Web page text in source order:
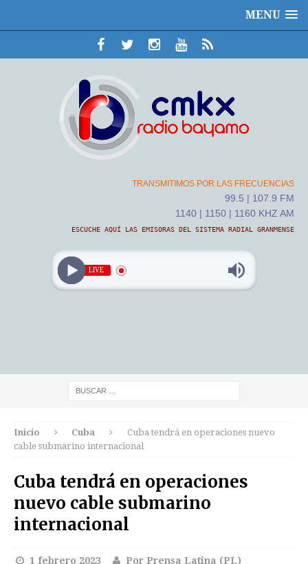
MENU
TRANSMITIMOS POR LAS FRECUENCIAS
99.5 | 107.9 FM
1140 | 1150 | 1160 KHZ AM
ESCUCHE AQUÍ LAS EMISORAS DEL SISTEMA RADIAL GRANMENSE
LIVE
Inicio Cuba
Cuba tendrá en operaciones nuevo
cable submarino internacional
Cuba tendrá en operaciones
nuevo cable submarino
internacional
1 febrero 2023 Por Prensa Latina (PL)